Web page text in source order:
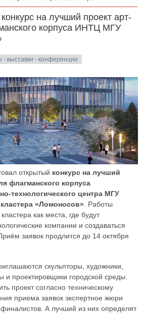
на лучший проект арт-
корпуса ИНТЦ МГУ
- выставки - конференции
открытый конкурс на лучший
флагманского корпуса
технологического центра МГУ
«Ломоносов» . Работы
как места, где будут
компании и создаваться
заявок продлится до 14 октября
скульпторы, художники,
и проектировщики городской среды.
проект согласно техническому
приема заявок экспертное жюри
А лучший из них определят